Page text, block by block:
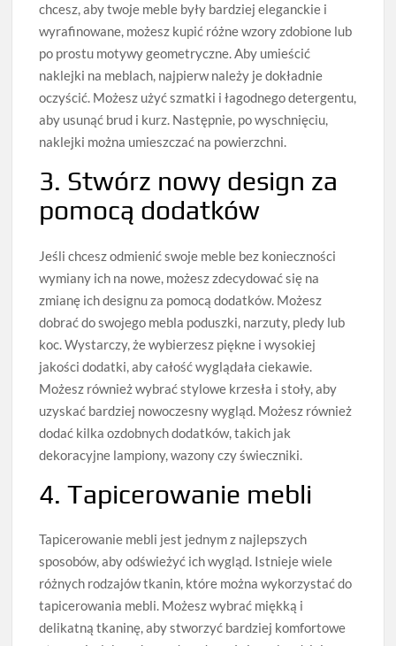
chcesz, aby twoje meble były bardziej eleganckie i
wyrafinowane, możesz kupić różne wzory zdobione lub
po prostu motywy geometryczne. Aby umieścić
naklejki na meblach, najpierw należy je dokładnie
oczyścić. Możesz użyć szmatki i łagodnego detergentu,
aby usunąć brud i kurz. Następnie, po wyschnięciu,
naklejki można umieszczać na powierzchni.
3. Stwórz nowy design za
pomocą dodatków
Jeśli chcesz odmienić swoje meble bez konieczności
wymiany ich na nowe, możesz zdecydować się na
zmianę ich designu za pomocą dodatków. Możesz
dobrać do swojego mebla poduszki, narzuty, pledy lub
koc. Wystarczy, że wybierzesz piękne i wysokiej
jakości dodatki, aby całość wyglądała ciekawie.
Możesz również wybrać stylowe krzesła i stoły, aby
uzyskać bardziej nowoczesny wygląd. Możesz również
dodać kilka ozdobnych dodatków, takich jak
dekoracyjne lampiony, wazony czy świeczniki.
4. Tapicerowanie mebli
Tapicerowanie mebli jest jednym z najlepszych
sposobów, aby odświeżyć ich wygląd. Istnieje wiele
różnych rodzajów tkanin, które można wykorzystać do
tapicerowania mebli. Możesz wybrać miękką i
delikatną tkaninę, aby stworzyć bardziej komfortowe